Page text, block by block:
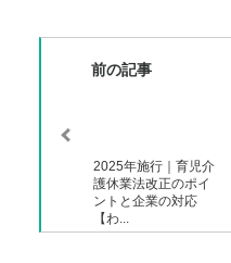
前の記事
2025年施行｜育児介
護休業法改正のポイ
ントと企業の対応
【わ...